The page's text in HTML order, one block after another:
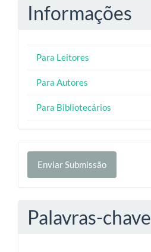
Informações
Para Leitores
Para Autores
Para Bibliotecários
Enviar
Submissão
Enviar Submissão
Palavras-chave